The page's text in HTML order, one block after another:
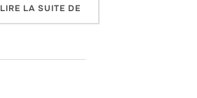
LIRE LA SUITE DE« VERS L’HORIZON